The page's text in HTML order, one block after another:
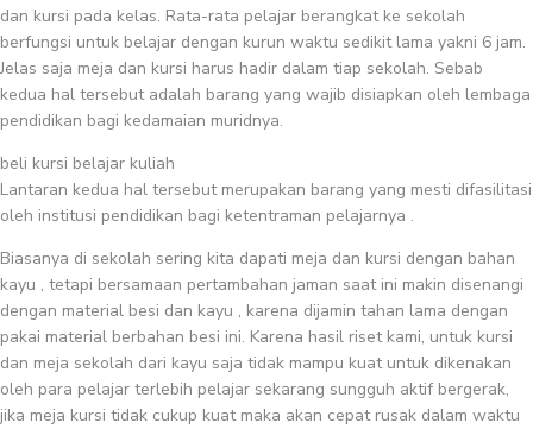
dan kursi pada kelas. Rata-rata pelajar berangkat ke sekolah
berfungsi untuk belajar dengan kurun waktu sedikit lama yakni 6 jam.
Jelas saja meja dan kursi harus hadir dalam tiap sekolah. Sebab
kedua hal tersebut adalah barang yang wajib disiapkan oleh lembaga
pendidikan bagi kedamaian muridnya.
beli kursi belajar kuliah
Lantaran kedua hal tersebut merupakan barang yang mesti difasilitasi
oleh institusi pendidikan bagi ketentraman pelajarnya .
Biasanya di sekolah sering kita dapati meja dan kursi dengan bahan
kayu , tetapi bersamaan pertambahan jaman saat ini makin disenangi
dengan material besi dan kayu , karena dijamin tahan lama dengan
pakai material berbahan besi ini. Karena hasil riset kami, untuk kursi
dan meja sekolah dari kayu saja tidak mampu kuat untuk dikenakan
oleh para pelajar terlebih pelajar sekarang sungguh aktif bergerak,
jika meja kursi tidak cukup kuat maka akan cepat rusak dalam waktu